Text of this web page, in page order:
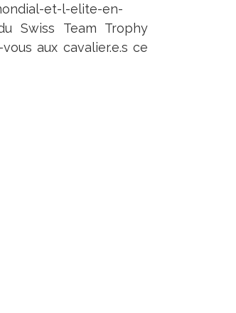
et-l-elite-en-
Swiss Team Trophy
aux cavalier.e.s ce